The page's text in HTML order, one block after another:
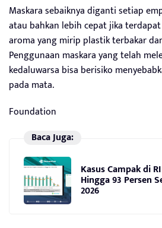
Maskara sebaiknya diganti setiap
atau bahkan lebih cepat jika
aroma yang mirip plastik terbakar
Penggunaan maskara yang telah
kedaluwarsa bisa berisiko
pada mata.
Foundation
Baca Juga:
Kasus Campak di
Hingga 93 Persen
2026